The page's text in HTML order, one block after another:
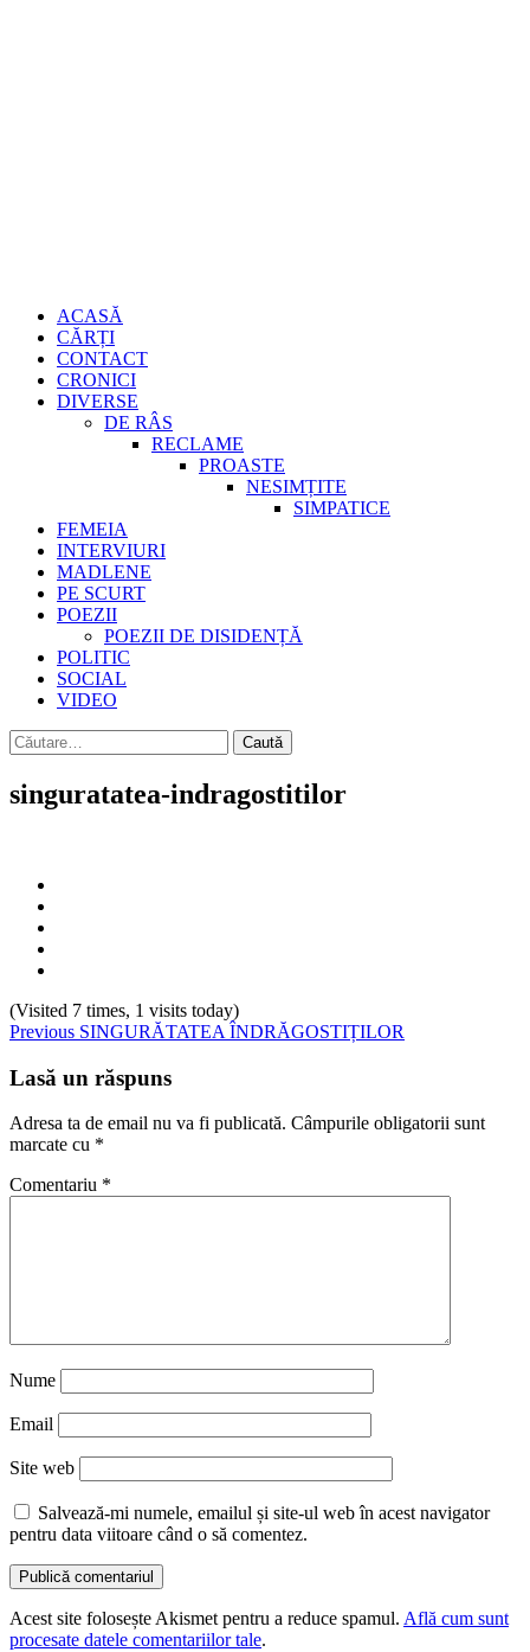
Primary
Menu
ACASĂ
CĂRȚI
CONTACT
CRONICI
DIVERSE
DE RÂS
RECLAME
PROASTE
NESIMȚITE
SIMPATICE
FEMEIA
INTERVIURI
MADLENE
PE SCURT
POEZII
POEZII DE DISIDENȚĂ
POLITIC
SOCIAL
VIDEO
Caută
după:
singuratatea-indragostitilor
(Visited 7 times, 1 visits today)
Continue
Reading
Previous SINGURĂTATEA ÎNDRĂGOSTIȚILOR
Lasă un răspuns
Adresa ta de email nu va fi publicată. Câmpurile obligatorii sunt
marcate cu *
Comentariu *
Nume
Email
Site web
Salvează-mi numele, emailul și site-ul web în acest navigator
pentru data viitoare când o să comentez.
Acest site folosește Akismet pentru a reduce spamul. Află cum sunt
procesate datele comentariilor tale.